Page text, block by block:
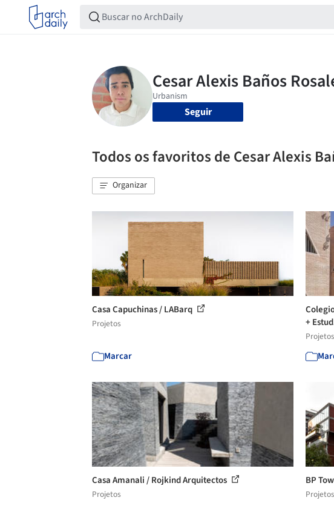
Seguir
Todos os favoritos de Cesar Alexis
Organizar
Casa Capuchinas / LABarq
Projetos
Marcar
+
Projetos
Casa Amanali / Rojkind Arquitectos
Projetos
BP
Projetos